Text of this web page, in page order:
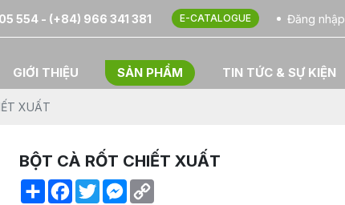
554 - (+84) 966 341 381 E-CATALOGUE Đăng nhập
GIỚI THIỆU SẢN PHẨM TIN TỨC & SỰ KIỆN
XUẤT
BỘT CÀ RỐT CHIẾT XUẤT
ShareFacebook
TwitterMessenger